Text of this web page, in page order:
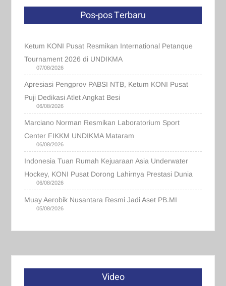
Pos-pos Terbaru
Ketum KONI Pusat Resmikan International Petanque
Tournament 2026 di UNDIKMA
07/08/2026
Apresiasi Pengprov PABSI NTB, Ketum KONI Pusat
Puji Dedikasi Atlet Angkat Besi
06/08/2026
Marciano Norman Resmikan Laboratorium Sport
Center FIKKM UNDIKMA Mataram
06/08/2026
Indonesia Tuan Rumah Kejuaraan Asia Underwater
Hockey, KONI Pusat Dorong Lahirnya Prestasi Dunia
06/08/2026
Muay Aerobik Nusantara Resmi Jadi Aset PB.MI
05/08/2026
Video